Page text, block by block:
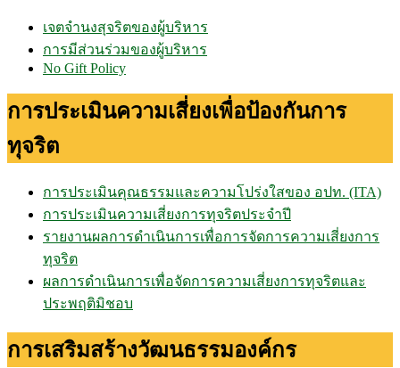
เจตจำนงสุจริตของผู้บริหาร
การมีส่วนร่วมของผู้บริหาร
No Gift Policy
การประเมินความเสี่ยงเพื่อป้องกันการ
ทุจริต
การประเมินคุณธรรมและความโปร่งใสของ อปท. (ITA)
การประเมินความเสี่ยงการทุจริตประจำปี
รายงานผลการดำเนินการเพื่อการจัดการความเสี่ยงการ
ทุจริต
ผลการดำเนินการเพื่อจัดการความเสี่ยงการทุจริตและ
ประพฤติมิชอบ
การเสริมสร้างวัฒนธรรมองค์กร